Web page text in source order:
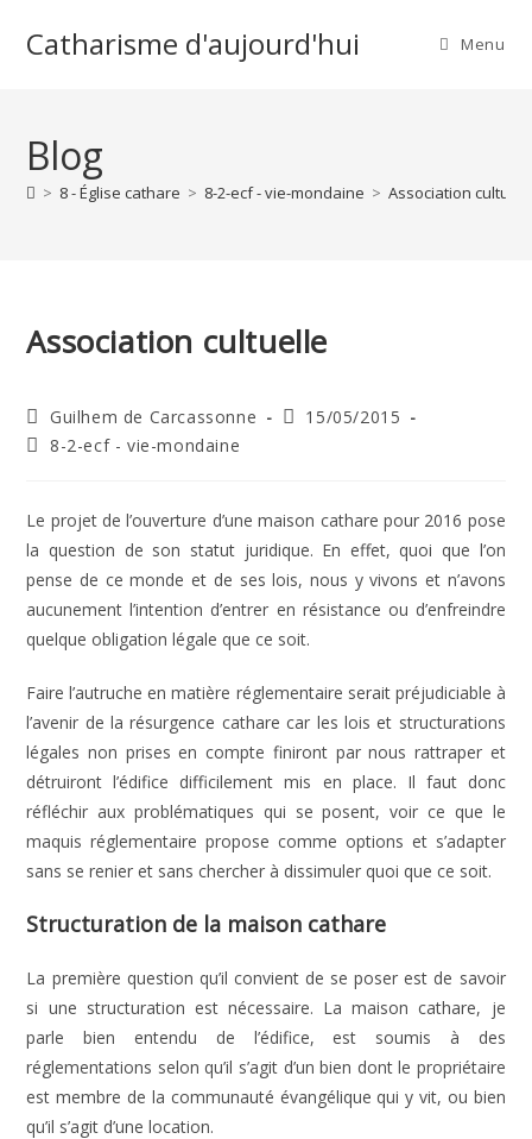
Catharisme d'aujourd'hui Menu
Blog
> 8 - Église cathare > 8-2-ecf - vie-mondaine > Association
Association cultuelle
Auteur/autrice
de
Guilhem de Carcassonne
Publication
15/05/2015
Post8-2-ecf - vie-mondaine
Le projet de l’ouverture d’une maison cathare pour 2016 pose
la question de son statut juridique. En effet, quoi que l’on
pense de ce monde et de ses lois, nous y vivons et n’avons
aucunement l’intention d’entrer en résistance ou d’enfreindre
quelque obligation légale que ce soit.
Faire l’autruche en matière réglementaire serait préjudiciable à
l’avenir de la résurgence cathare car les lois et structurations
légales non prises en compte finiront par nous rattraper et
détruiront l’édifice difficilement mis en place. Il faut donc
réfléchir aux problématiques qui se posent, voir ce que le
maquis réglementaire propose comme options et s’adapter
sans se renier et sans chercher à dissimuler quoi que ce soit.
Structuration de la maison cathare
La première question qu’il convient de se poser est de savoir
si une structuration est nécessaire. La maison cathare, je
parle bien entendu de l’édifice, est soumis à des
réglementations selon qu’il s’agit d’un bien dont le propriétaire
est membre de la communauté évangélique qui y vit, ou bien
qu’il s’agit d’une location.